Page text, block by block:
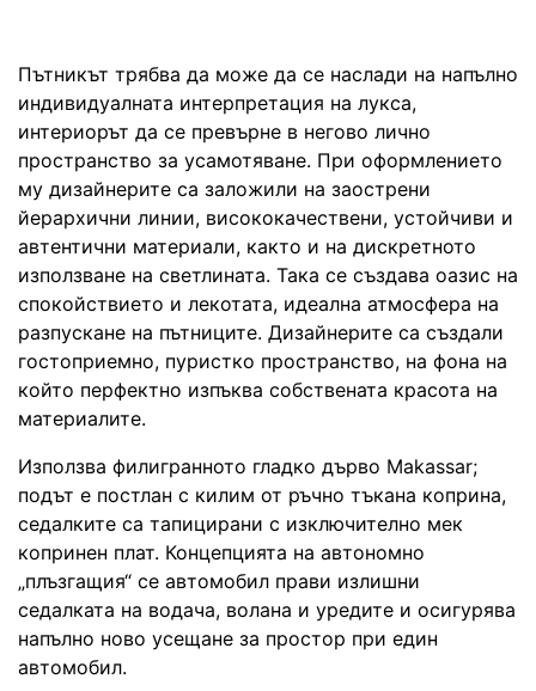
Пътникът трябва да може да се наслади на напълно
индивидуалната интерпретация на лукса,
интериорът да се превърне в негово лично
пространство за усамотяване. При оформлението
му дизайнерите са заложили на заострени
йерархични линии, висококачествени, устойчиви и
автентични материали, както и на дискретното
използване на светлината. Така се създава оазис на
спокойствието и лекотата, идеална атмосфера на
разпускане на пътниците. Дизайнерите са създали
гостоприемно, пуристко пространство, на фона на
който перфектно изпъква собствената красота на
материалите.
Използва филигранното гладко дърво Makassar;
подът е постлан с килим от ръчно тъкана коприна,
седалките са тапицирани с изключително мек
копринен плат. Концепцията на автономно
„плъзгащия“ се автомобил прави излишни
седалката на водача, волана и уредите и осигурява
напълно ново усещане за простор при един
автомобил.